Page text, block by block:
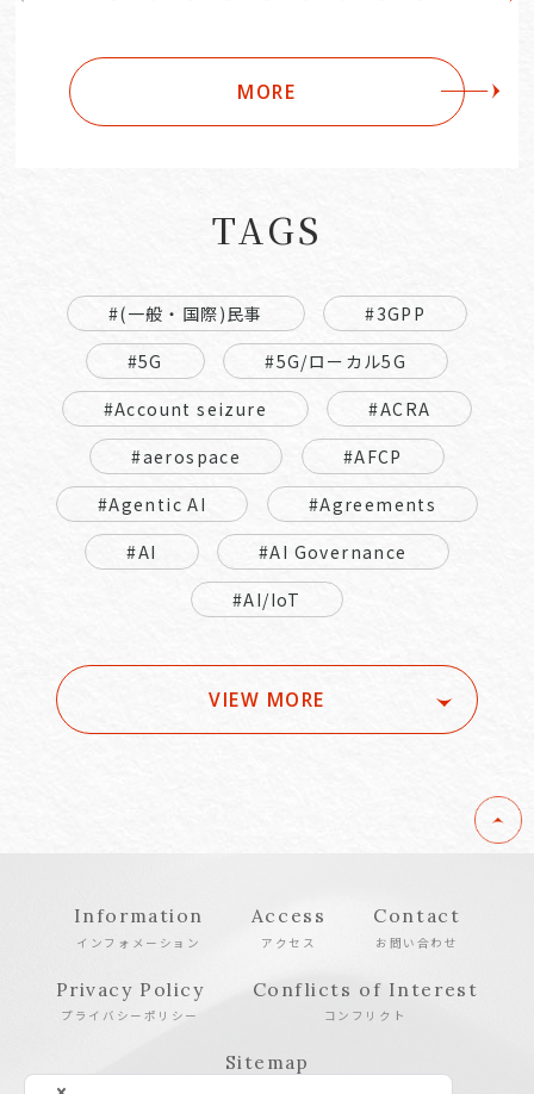
MORE
TAGS
#(一般・国際)民事
#3GPP
#5G
#5G/ローカル5G
#Account seizure
#ACRA
#aerospace
#AFCP
#Agentic AI
#Agreements
#AI
#AI Governance
#AI/IoT
VIEW MORE
Information
インフォメーション
Access
アクセス
Contact
お問い合わせ
Privacy Policy
プライバシーポリシー
Conflicts of Interest
コンフリクト
Sitemap